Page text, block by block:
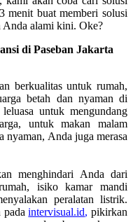
menit buat memberi solusi
Anda alami kini. Oke?
di Paseban Jakarta
berkualitas untuk rumah,
betah dan nyaman di
untuk mengundang
untuk makan malam
nyaman, Anda juga merasa
menghindari Anda dari
isiko kamar mandi
peralatan listrik.
padaintervisual.id, pikirkan